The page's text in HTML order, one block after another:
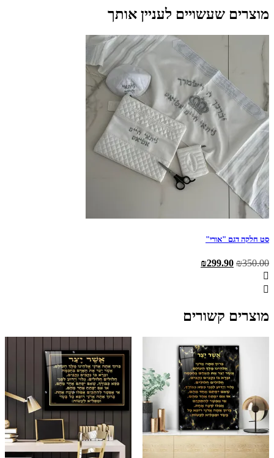
מוצרים שעשויים לעניין אותך
סט חלקה דגם "אורי"
₪350.00
המחיר ₪299.90
מוצרים קשורים